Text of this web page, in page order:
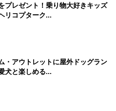
プレゼント！乗り物大好きキッズ
リコプターク...
・アウトレットに屋外ドッグラン
犬と楽しめる...